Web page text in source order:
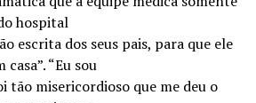
hospital
escrita dos seus pais, para que ele
“Eu sou
tão misericordioso que me deu o